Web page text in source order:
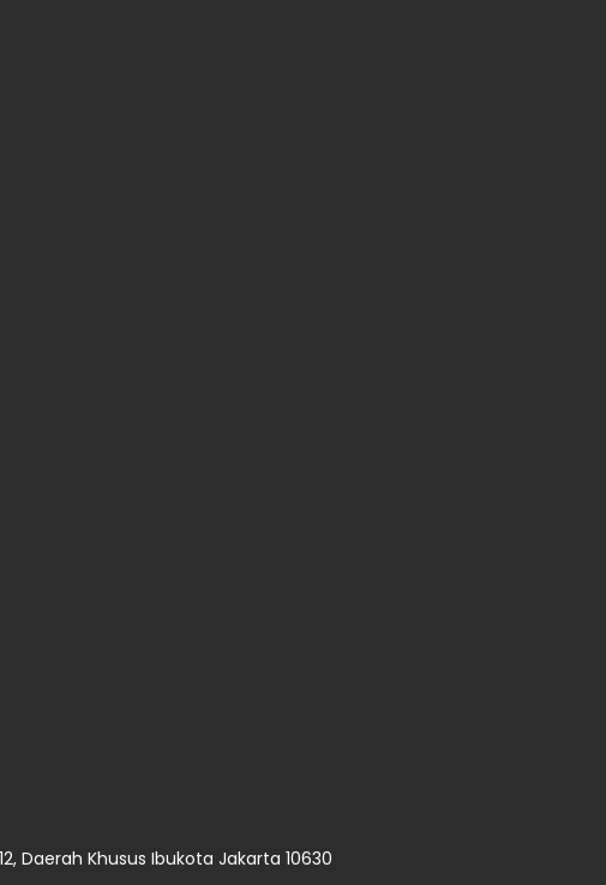
Daerah Khusus Ibukota Jakarta 10630